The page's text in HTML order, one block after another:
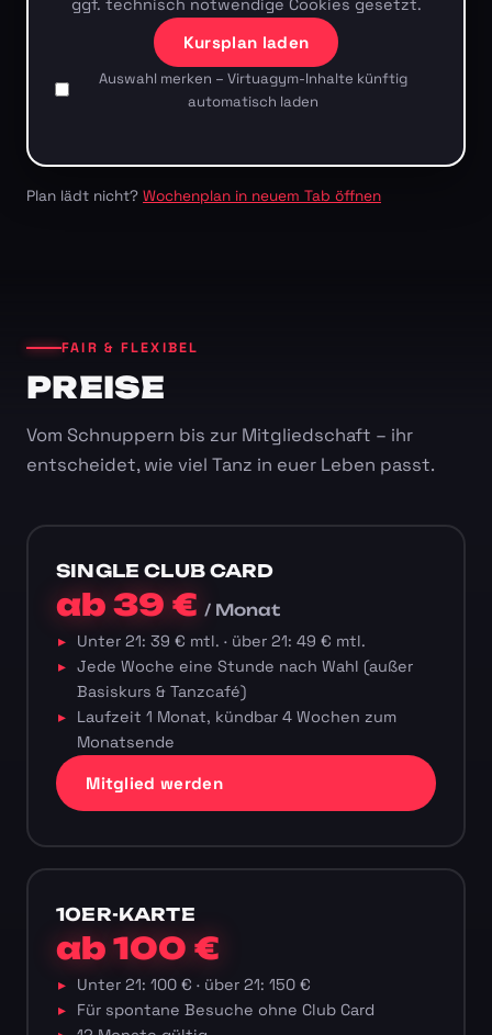
ggf. technisch notwendige Cookies gesetzt.
Kursplan laden
Auswahl merken – Virtuagym-Inhalte künftig
automatisch laden
Plan lädt nicht? Wochenplan in neuem Tab öffnen
FAIR & FLEXIBEL
PREISE
Vom Schnuppern bis zur Mitgliedschaft – ihr
entscheidet, wie viel Tanz in euer Leben passt.
SINGLE CLUB CARD
ab 39 €/ Monat
Unter 21: 39 € mtl. · über 21: 49 € mtl.
Jede Woche eine Stunde nach Wahl (außer
Basiskurs & Tanzcafé)
Laufzeit 1 Monat, kündbar 4 Wochen zum
Monatsende
Mitglied werden
10ER-KARTE
ab 100 €
Unter 21: 100 € · über 21: 150 €
Für spontane Besuche ohne Club Card